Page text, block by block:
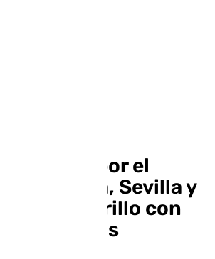
por el
Córdoba, Sevilla y
aviso amarillo con
40 grados